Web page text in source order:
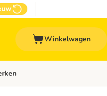
Winkelwagen
Top Deals